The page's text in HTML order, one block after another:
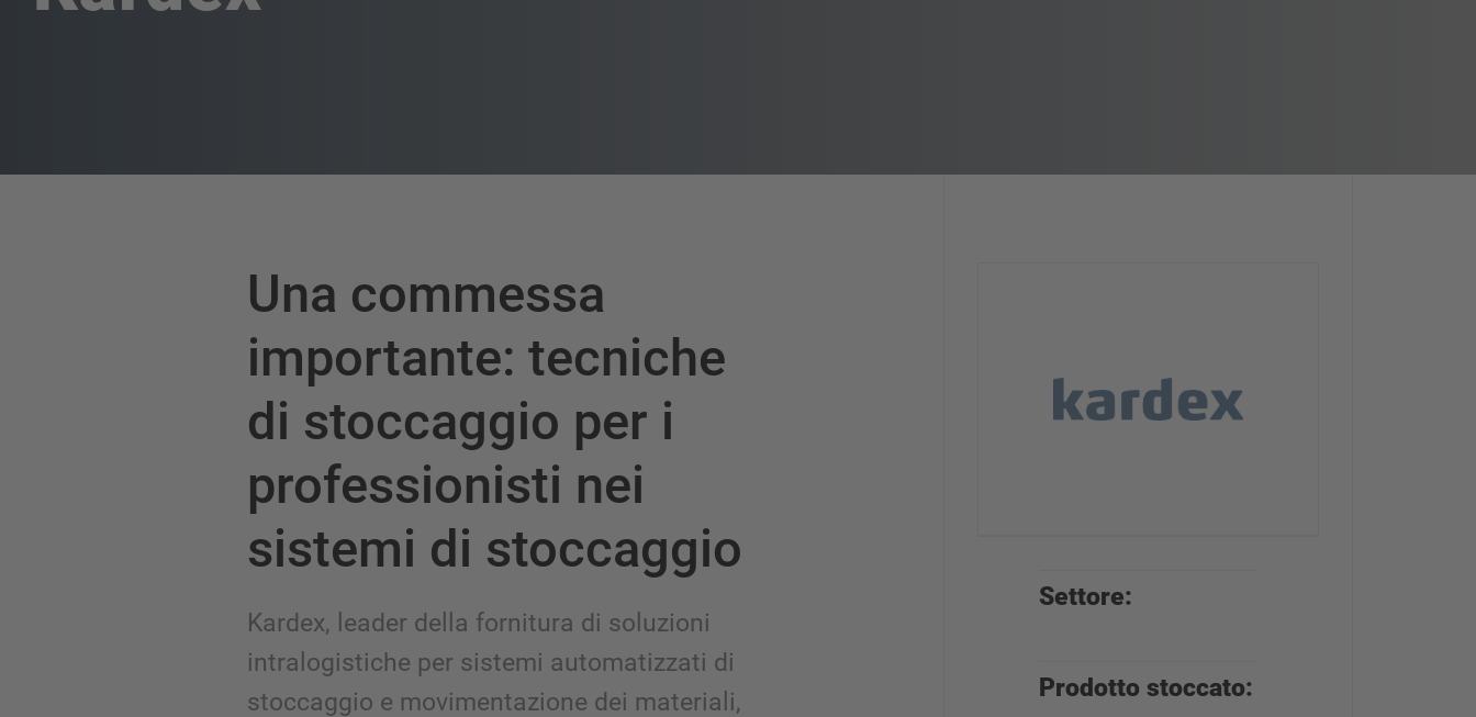
Una commessa
importante: tecniche
di stoccaggio per i
professionisti nei
sistemi di stoccaggio
Kardex, leader della fornitura di soluzioni
intralogistiche per sistemi automatizzati di
stoccaggio e movimentazione dei materiali,
Settore:
Prodotto stoccato: